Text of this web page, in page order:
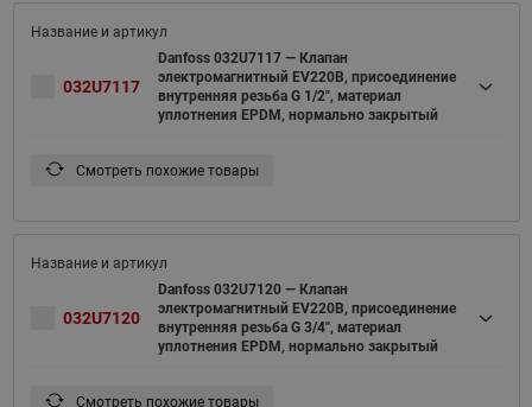
032U7117
Danfoss 032U7117 — Клапан
электромагнитный EV220B, присоединение
внутренняя резьба G 1/2", материал
уплотнения EPDM, нормально закрытый
Смотреть похожие товары
032U7120
Danfoss 032U7120 — Клапан
электромагнитный EV220B, присоединение
внутренняя резьба G 3/4", материал
уплотнения EPDM, нормально закрытый
Смотреть похожие товары